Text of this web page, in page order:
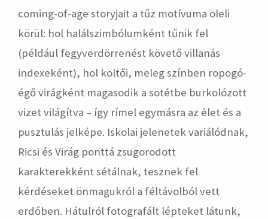
coming-of-age storyjait a tűz motívuma öleli
körül: hol halálszimbólumként tűnik fel
(például fegyverdörrenést követő villanás
indexeként), hol költői, meleg színben ropogó-
égő virágként magasodik a sötétbe burkolózott
vizet világítva – így rímel egymásra az élet és a
pusztulás jelképe. Iskolai jelenetek variálódnak,
Ricsi és Virág ponttá zsugorodott
karakterekként sétálnak, tesznek fel
kérdéseket önmagukról a féltávolból vett
erdőben. Hátulról fotografált lépteket látunk,